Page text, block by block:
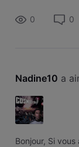
prochain.
0 0
Nadine10 a
Bonjour, Si